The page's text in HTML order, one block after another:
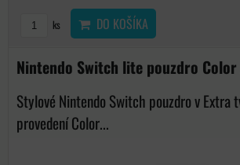
ks DO KOŠÍKA
Nintendo Switch lite pouzdro
Stylové Nintendo Switch pouzdro v Extra
provedení Color...